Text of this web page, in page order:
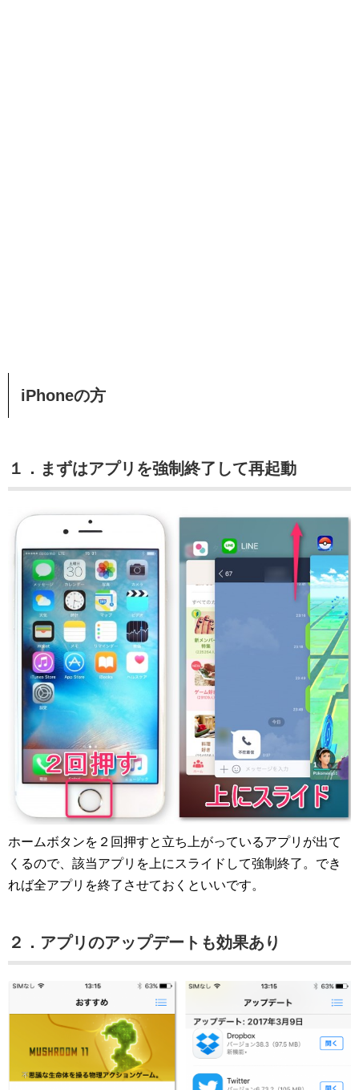
iPhoneの方
１．まずはアプリを強制終了して再起動
ホームボタンを２回押すと立ち上がっているアプリが出て
くるので、該当アプリを上にスライドして強制終了。でき
れば全アプリを終了させておくといいです。
２．アプリのアップデートも効果あり